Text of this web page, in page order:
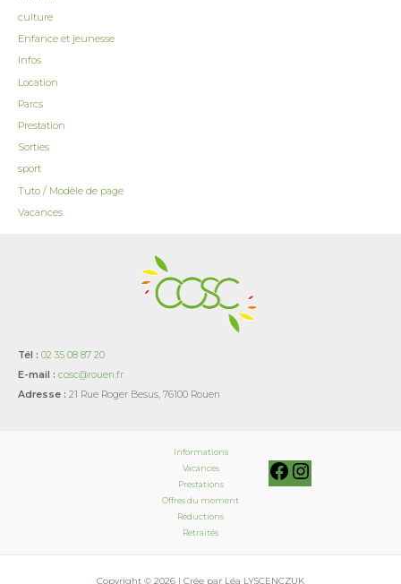
culture
Enfance et jeunesse
Infos
Location
Parcs
Prestation
Sorties
sport
Tuto / Modèle de page
Vacances
Tél : 02 35 08 87 20
E-mail : cosc@rouen.fr
Adresse : 21 Rue Roger Besus, 76100 Rouen
Informations
Vacances
Prestations
Offres du moment
Réductions
Retraités
Copyright © 2026 | Crée par Léa LYSCENCZUK